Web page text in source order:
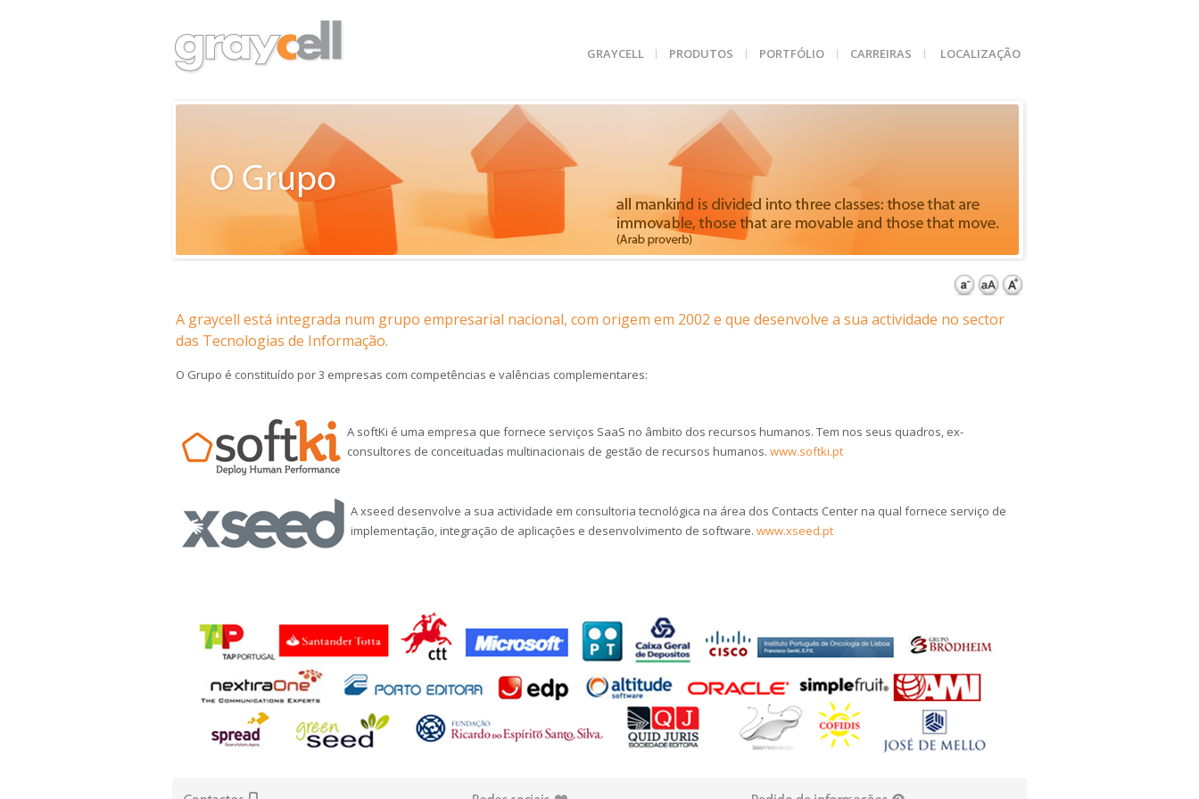
GRAYCELL PRODUTOS PORTFÓLIO CARREIRAS LOCALIZAÇÃO
A graycell está integrada num grupo empresarial nacional, com origem em 2002 e que desenvolve a sua actividade no sector
das Tecnologias de Informação.
O Grupo é constituído por 3 empresas com competências e valências complementares:
A softKi é uma empresa que fornece serviços SaaS no âmbito dos recursos humanos. Tem nos seus quadros, ex-
consultores de conceituadas multinacionais de gestão de recursos humanos. www.softki.pt
A xseed desenvolve a sua actividade em consultoria tecnológica na área dos Contacts Center na qual fornece serviço de
implementação, integração de aplicações e desenvolvimento de software. www.xseed.pt